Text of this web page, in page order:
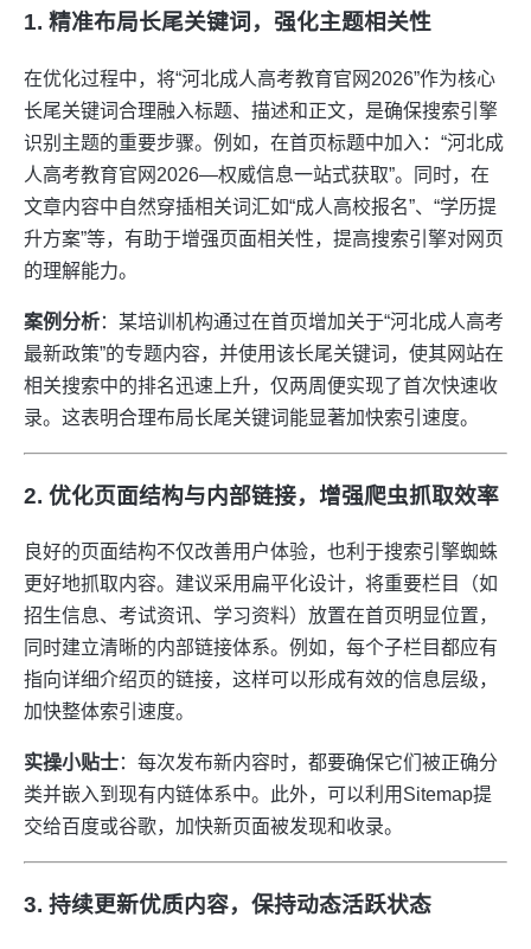
1. 精准布局长尾关键词，强化主题相关性
在优化过程中，将“河北成人高考教育官网2026”作为核心
长尾关键词合理融入标题、描述和正文，是确保搜索引擎
识别主题的重要步骤。例如，在首页标题中加入：“河北成
人高考教育官网2026—权威信息一站式获取”。同时，在
文章内容中自然穿插相关词汇如“成人高校报名”、“学历提
升方案”等，有助于增强页面相关性，提高搜索引擎对网页
的理解能力。
案例分析：某培训机构通过在首页增加关于“河北成人高考
最新政策”的专题内容，并使用该长尾关键词，使其网站在
相关搜索中的排名迅速上升，仅两周便实现了首次快速收
录。这表明合理布局长尾关键词能显著加快索引速度。
2. 优化页面结构与内部链接，增强爬虫抓取效率
良好的页面结构不仅改善用户体验，也利于搜索引擎蜘蛛
更好地抓取内容。建议采用扁平化设计，将重要栏目（如
招生信息、考试资讯、学习资料）放置在首页明显位置，
同时建立清晰的内部链接体系。例如，每个子栏目都应有
指向详细介绍页的链接，这样可以形成有效的信息层级，
加快整体索引速度。
实操小贴士：每次发布新内容时，都要确保它们被正确分
类并嵌入到现有内链体系中。此外，可以利用Sitemap提
交给百度或谷歌，加快新页面被发现和收录。
3. 持续更新优质内容，保持动态活跃状态